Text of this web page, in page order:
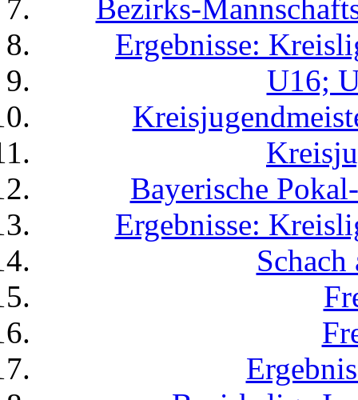
Bezirks-
Ergebnisse:
U16;
Bayerische
Ergebnisse:
Schach